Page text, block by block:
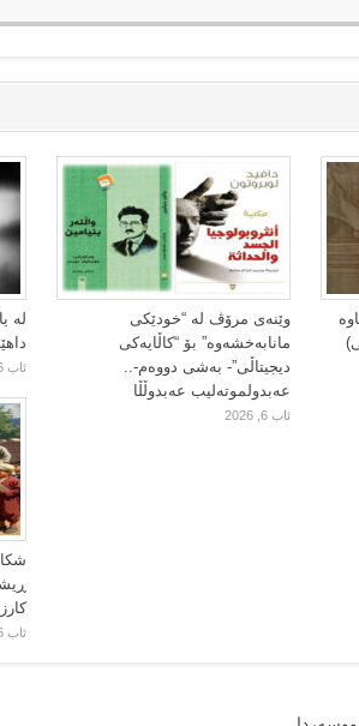
وێنەی مرۆڤ لە “خودێکی
مانابەخشەوە” بۆ “کاڵایەکی
دیجیتاڵی”- بەشی دووەم-..
عەبدولموتەلیب عەبدوڵڵا
ئاب 6, 2026
لە
ئاب 6, 2026
ئاب 6, 2026